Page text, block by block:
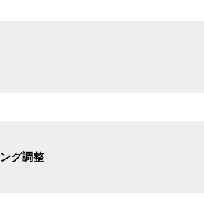
グ調整